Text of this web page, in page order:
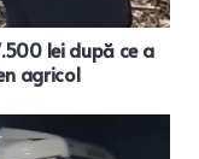
lei după ce a
agricol